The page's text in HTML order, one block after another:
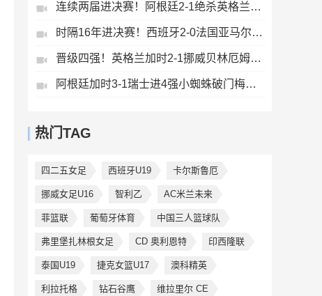
连续两届进决赛！阿根廷2-1绝杀英格兰劳塔罗恩佐破门梅西两助攻
时隔16年进决赛！西班牙2-0法国亚马尔造点奥亚萨瓦尔、波罗破门
晋级四强！英格兰加时2-1挪威贝林厄姆连场双响谢尔德鲁普破门
阿根廷加时3-1瑞士进4强小蜘蛛破门梅西助攻麦卡恩博洛假摔染红
热门TAG
四二五女足 西班牙U19 卡尔斯鲁厄
挪威女足U16 智利乙 AC米兰未来
菲篮联 葡萄牙体育 中国三人篮球队
弗里堡扎林根女足 CD 奥利恩特 印西隆联
泰国U19 捷克女篮U17 澳科精英
利拉托格 钻石谷鹰 维拉里尔 CE